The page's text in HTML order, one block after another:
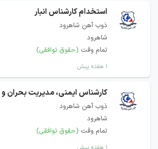
استخدام کارشناس انبار
ذوب آهن شاهرود
شاهرود
تمام وقت (حقوق توافقی)
۱ هفته پیش
ذوب آهن شاهرود
شاهرود
تمام وقت (حقوق توافقی)